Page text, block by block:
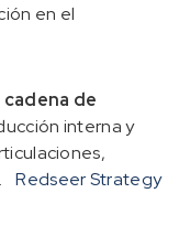
en el
de
interna y
Redseer Strategy